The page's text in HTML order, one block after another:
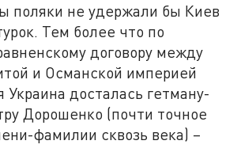
поляки не удержали бы Киев
Тем более что по
договору между
и Османской империей
Украина досталась гетману-
Дорошенко (почти точное
фамилии сквозь века) –